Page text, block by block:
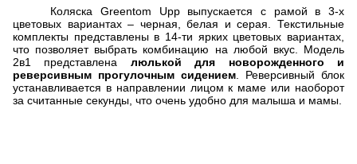
Коляска Greentom Upp выпускается с рамой в 3-х
цветовых вариантах– черная, белая и серая. Текстильные
комплекты представлены в 14-ти ярких цветовых вариантах,
что позволяет выбрать комбинацию на любой вкус. Модель
2в1 представлена люлькой для новорожденного и
реверсивным прогулочным сидением . Реверсивный блок
устанавливается в направлении лицом к маме или наоборот
за считанные секунды, что очень удобно для малыша и мамы.